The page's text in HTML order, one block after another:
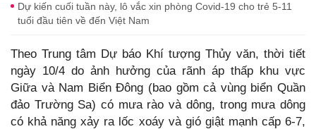
Dự kiến cuối tuần này, lô vắc xin phòng Covid-19 cho trẻ 5-11
tuổi đầu tiên về đến Việt Nam
Theo Trung tâm Dự báo Khí tượng Thủy văn, thời tiết
ngày 10/4 do ảnh hưởng của rãnh áp thấp khu vực
Giữa và Nam Biển Đông (bao gồm cả vùng biển Quần
đảo Trường Sa) có mưa rào và dông, trong mưa dông
có khả năng xảy ra lốc xoáy và gió giật mạnh cấp 6-7,